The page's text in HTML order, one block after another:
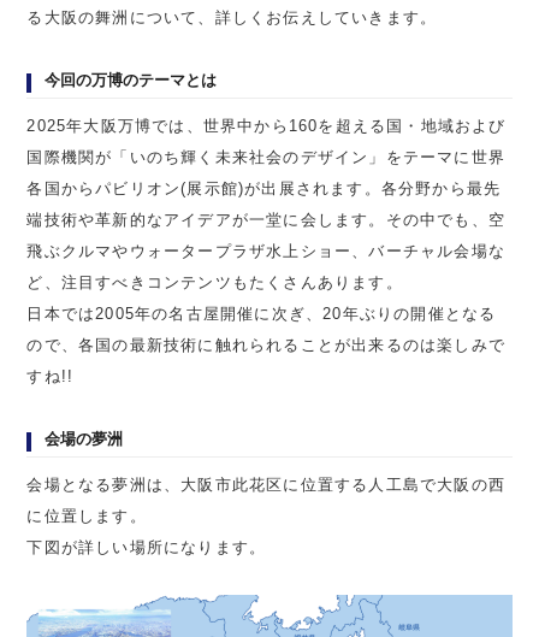
る大阪の舞洲について、詳しくお伝えしていきます。
今回の万博のテーマとは
2025年大阪万博では、世界中から160を超える国・地域および
国際機関が「いのち輝く未来社会のデザイン」をテーマに世界
各国からパビリオン(展示館)が出展されます。各分野から最先
端技術や革新的なアイデアが一堂に会します。その中でも、空
飛ぶクルマやウォータープラザ水上ショー、バーチャル会場な
ど、注目すべきコンテンツもたくさんあります。
日本では2005年の名古屋開催に次ぎ、20年ぶりの開催となる
ので、各国の最新技術に触れられることが出来るのは楽しみで
すね!!
会場の夢洲
会場となる夢洲は、大阪市此花区に位置する人工島で大阪の西
に位置します。
下図が詳しい場所になります。